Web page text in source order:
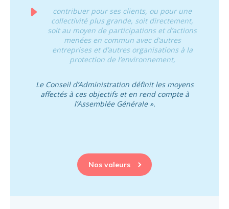
contribuer pour ses clients, ou pour une
collectivité plus grande, soit directement,
soit au moyen de participations et d’actions
menées en commun avec d’autres
entreprises et d’autres organisations à la
protection de l’environnement,
Le Conseil d’Administration définit les moyens
affectés à ces objectifs et en rend compte à
l’Assemblée Générale ».
Nos valeurs